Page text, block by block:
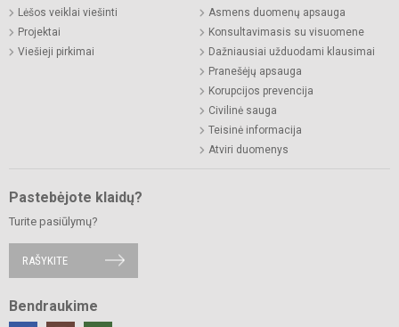
Lėšos veiklai viešinti
Projektai
Viešieji pirkimai
Asmens duomenų apsauga
Konsultavimasis su visuomene
Dažniausiai užduodami klausimai
Pranešėjų apsauga
Korupcijos prevencija
Civilinė sauga
Teisinė informacija
Atviri duomenys
Pastebėjote klaidų?
Turite pasiūlymų?
RAŠYKITE
Bendraukime